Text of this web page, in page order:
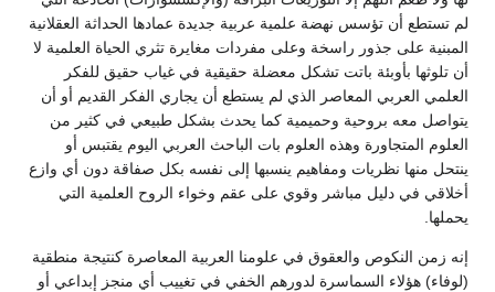
لم تستطع أن تؤسس نهضة علمية عربية جديدة عمادها الحداثة العقلانية
المبنية على جذور راسخة وعلى مفردات مغايرة تثري الحياة العلمية لا
أن تلوثها بأوبئة باتت تشكل معضلة حقيقية في غياب حقيق للفكر
العلمي العربي المعاصر الذي لم يستطع أن يجاري الفكر القديم أو أن
يتواصل معه بروحية وحميمية كما يحدث بشكل طبيعي في كثير من
العلوم المتجاورة وهذه العلوم بات الباحث العربي اليوم يقتبس أو
ينتحل منها نظريات ومفاهيم ينسبها إلى نفسه بكل صفاقة دون أي وازع
أخلاقي في دليل مباشر وقوي على عقم وخواء الروح العلمية التي
يحملها.‏‏‏
إنه زمن النكوص والعقوق في علومنا العربية المعاصرة كنتيجة منطقية
(لوفاء) هؤلاء السماسرة لدورهم الخفي في تغييب أي منجز إبداعي أو